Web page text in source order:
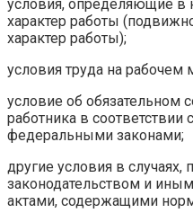
условия, определяющие в
характер работы
характер работы);
условия труда на рабочем
условие об обязательном
работника в
федеральными законами;
другие условия в
законодательством и
актами, содержащими